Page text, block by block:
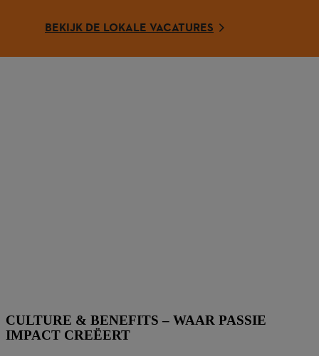
BEKIJK DE LOKALE VACATURES
CULTURE & BENEFITS – WAAR PASSIE
IMPACT CREËERT